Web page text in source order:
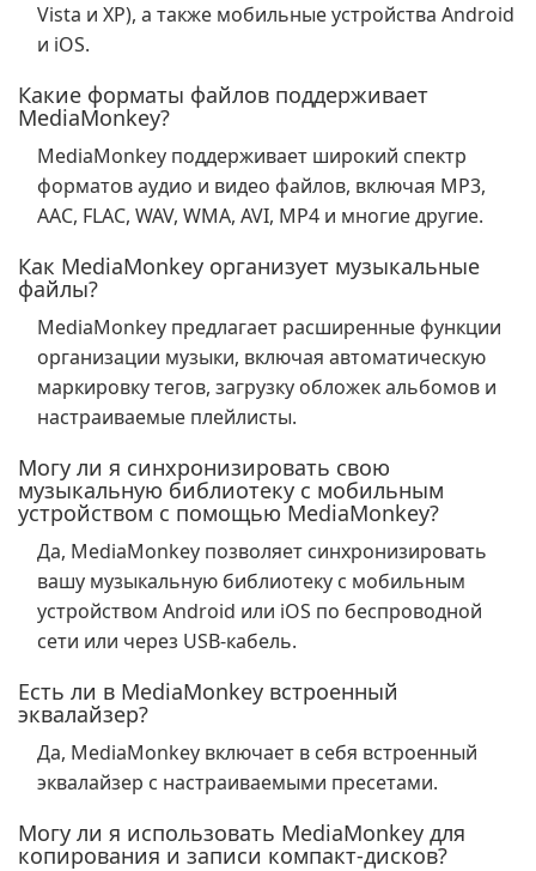
Vista и XP), а также мобильные устройства Android
и iOS.
Какие форматы файлов поддерживает
MediaMonkey?
MediaMonkey поддерживает широкий спектр
форматов аудио и видео файлов, включая MP3,
AAC, FLAC, WAV, WMA, AVI, MP4 и многие другие.
Как MediaMonkey организует музыкальные
файлы?
MediaMonkey предлагает расширенные функции
организации музыки, включая автоматическую
маркировку тегов, загрузку обложек альбомов и
настраиваемые плейлисты.
Могу ли я синхронизировать свою
музыкальную библиотеку с мобильным
устройством с помощью MediaMonkey?
Да, MediaMonkey позволяет синхронизировать
вашу музыкальную библиотеку с мобильным
устройством Android или iOS по беспроводной
сети или через USB-кабель.
Есть ли в MediaMonkey встроенный
эквалайзер?
Да, MediaMonkey включает в себя встроенный
эквалайзер с настраиваемыми пресетами.
Могу ли я использовать MediaMonkey для
копирования и записи компакт-дисков?